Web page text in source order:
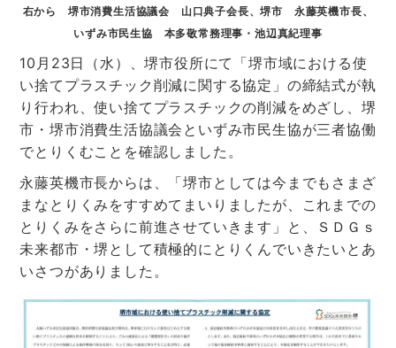
右から 堺市消費生活協議会 山口典子会長、堺市 永藤英機市長、
いずみ市民生協 本多敬常務理事・池辺真紀理事
10月23日（水）、堺市役所にて「堺市域における使
い捨てプラスチック削減に関する協定」の締結式が執
り行われ、使い捨てプラスチックの削減をめざし、堺
市・堺市消費生活協議会といずみ市民生協が三者協働
でとりくむことを確認しました。
永藤英機市長からは、「堺市としては今までもさまざ
まなとりくみをすすめてまいりましたが、これまでの
とりくみをさらに前進させていきます」と、ＳＤＧｓ
未来都市・堺として積極的にとりくんでいきたいとあ
いさつがありました。